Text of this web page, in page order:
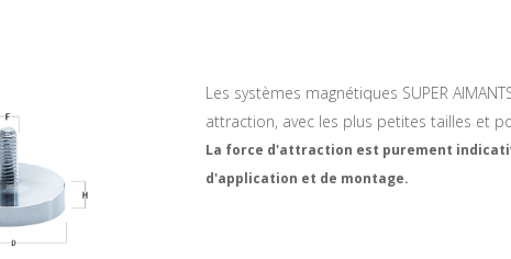
Les systèmes magnétiques SUPER
attraction, avec les plus petites tailles et
La force d'attraction est purement
d'application et de montage.